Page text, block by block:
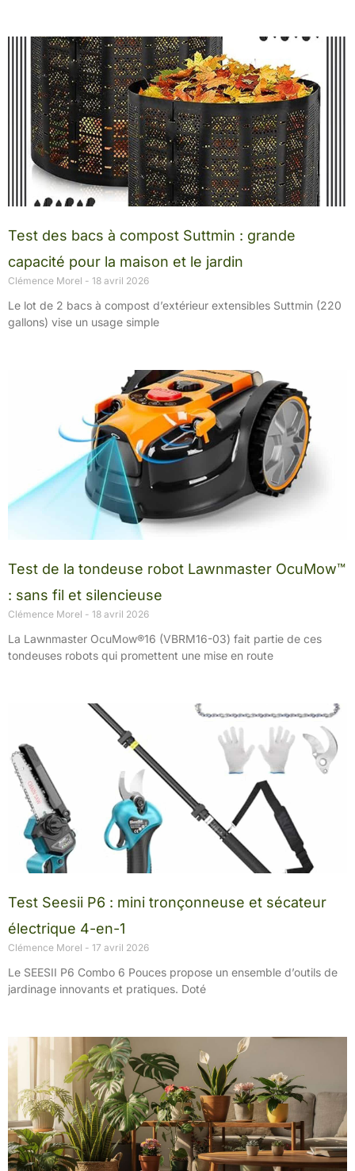
Test des bacs à compost Suttmin : grande
capacité pour la maison et le jardin
Clémence Morel 18 avril 2026
Le lot de 2 bacs à compost d’extérieur extensibles Suttmin (220
gallons) vise un usage simple
Test de la tondeuse robot Lawnmaster OcuMow™
: sans fil et silencieuse
Clémence Morel 18 avril 2026
La Lawnmaster OcuMow®16 (VBRM16-03) fait partie de ces
tondeuses robots qui promettent une mise en route
Test Seesii P6 : mini tronçonneuse et sécateur
électrique 4-en-1
Clémence Morel 17 avril 2026
Le SEESII P6 Combo 6 Pouces propose un ensemble d’outils de
jardinage innovants et pratiques. Doté